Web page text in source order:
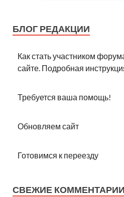
БЛОГ РЕДАКЦИИ
Как стать участником
сайте. Подробная
Требуется ваша помощь!
Обновляем сайт
Готовимся к переезду
СВЕЖИЕ КОММЕНТАРИИ